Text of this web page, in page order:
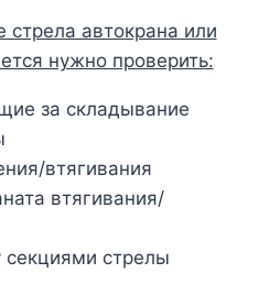
стрела автокрана или
нужно проверить:
за складывание
втягивания
втягивания/
стрелы